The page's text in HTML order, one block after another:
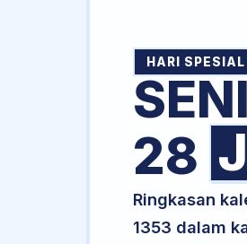
HARI
28
Ringkasan
1353 dalam